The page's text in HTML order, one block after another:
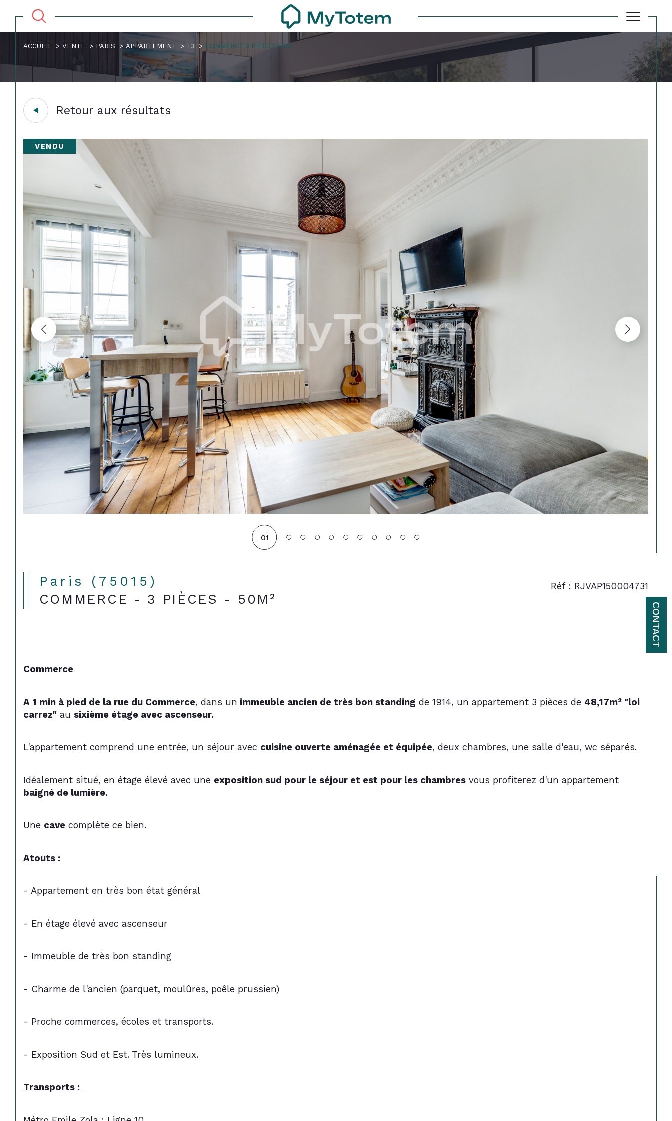
CONTACT
ACCUEIL VENTE PARIS APPARTEMENT T3 COMMERCE 3 PIECES 50M
Retour aux résultats
VENDU
01
Paris (75015)
COMMERCE - 3 PIÈCES - 50M²
Réf : RJVAP150004731
Commerce
A 1 min à pied de la rue du Commerce, dans un immeuble ancien de très bon standing de 1914, un appartement 3 pièces de 48,17m² "loi
carrez" au sixième étage avec ascenseur.
L'appartement comprend une entrée, un séjour avec cuisine ouverte aménagée et équipée, deux chambres, une salle d'eau, wc séparés.
Idéalement situé, en étage élevé avec une exposition sud pour le séjour et est pour les chambres vous profiterez d'un appartement
baigné de lumière.
Une cave complète ce bien.
Atouts :
- Appartement en très bon état général
- En étage élevé avec ascenseur
- Immeuble de très bon standing
- Charme de l'ancien (parquet, moulûres, poêle prussien)
- Proche commerces, écoles et transports.
- Exposition Sud et Est. Très lumineux.
Transports :